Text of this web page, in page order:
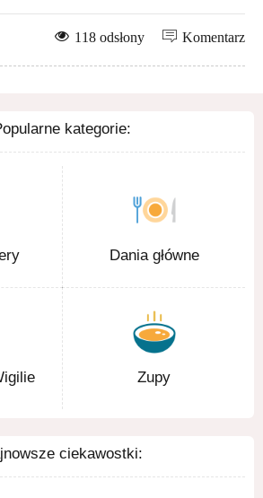
Komentarz
118 odsłony
kategorie:
Dania główne
Zupy
ciekawostki: